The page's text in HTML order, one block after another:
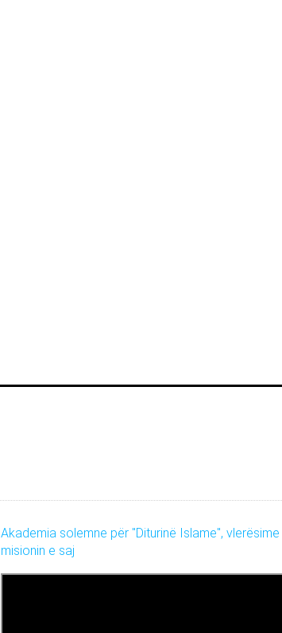
Akademia solemne për "Diturinë Islame",
misionin e saj